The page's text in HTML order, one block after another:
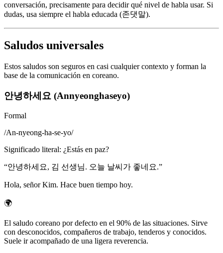
conversación, precisamente para decidir qué nivel de habla usar. Si
dudas, usa siempre el habla educada (존댓말).
Saludos universales
Estos saludos son seguros en casi cualquier contexto y forman la
base de la comunicación en coreano.
안녕하세요 (Annyeonghaseyo)
Formal
/An-nyeong-ha-se-yo/
Significado literal: ¿Estás en paz?
“안녕하세요, 김 선생님. 오늘 날씨가 좋네요.”
Hola, señor Kim. Hace buen tiempo hoy.
🌍
El saludo coreano por defecto en el 90% de las situaciones. Sirve
con desconocidos, compañeros de trabajo, tenderos y conocidos.
Suele ir acompañado de una ligera reverencia.